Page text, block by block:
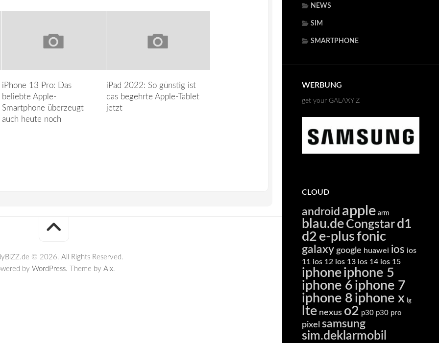
NEWS
SIM
SMARTPHONE
WERBUNG
get your GALAXY Z
CLOUD
android apple arm
blau.de Congstar d1
d2 e-plusfonic
galaxy google huawei ios ios
11 ios 12 ios 13 ios 14 ios 15
iphoneiphone 5
iphone 6 iphone 7
iphone 8 iphone x lg
lte nexus o2 p30 p30 pro
pixel samsung
sim.deklarmobil
iPhone 13 Pro: Das
beliebte Apple-
Smartphone überzeugt
auch heute noch
iPad 2022: So günstig ist
das begehrte Apple-Tablet
jetzt
© 2026. All Rights Reserved.
by WordPress. Theme by Alx.